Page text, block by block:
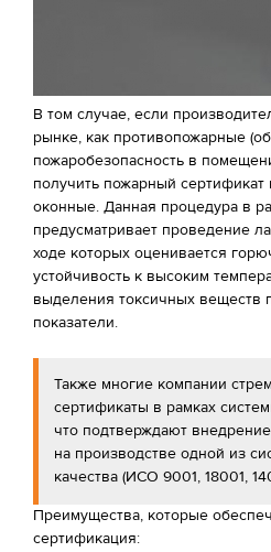
В том случае, если
рынке, как противопожарные
пожаробезопасность в
получить пожарный
оконные. Данная процедура в
предусматривает проведение
ходе которых оценивается
устойчивость к высоким
выделения токсичных веществ
показатели.
Также многие компании
сертификаты в рамках
что подтверждают
на производстве одной из
качества (ИСО 9001, 18001,
Преимущества, которые
сертификация: